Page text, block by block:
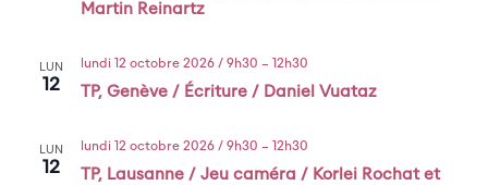
Martin Reinartz
LUN
12 TP, Genève / Écriture / Daniel Vuataz
lundi 12 octobre 2026 / 9h30 – 12h30
LUN
12
TP, Lausanne / Jeu caméra / Korlei Rochat et
lundi 12 octobre 2026 / 9h30 – 12h30